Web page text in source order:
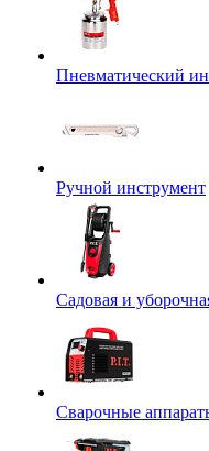
Пневматический
Ручной инструмент
Садовая и
Сварочные